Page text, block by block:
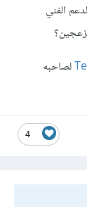
الفني
لصاحبه
4